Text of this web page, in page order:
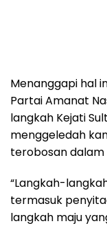
Menanggapi hal
Partai Amanat
langkah Kejati
menggeledah
terobosan dalam
“Langkah-
termasuk
langkah maju